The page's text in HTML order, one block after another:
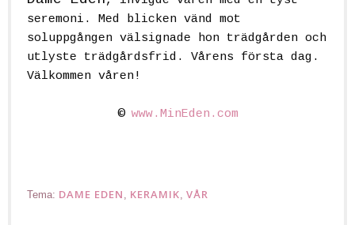
seremoni. Med blicken vänd mot
soluppgången välsignade hon trädgården och
utlyste trädgårdsfrid. Vårens första dag.
Välkommen våren!
© www.MinEden.com
Tema: DAME EDEN KERAMIK VÅR